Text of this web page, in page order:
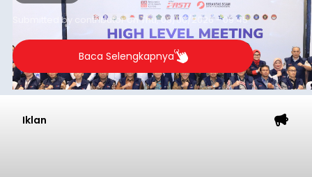
Submitted by contributoronThu, 08/06/2026 - 09:45
Baca Selengkapnya
Iklan